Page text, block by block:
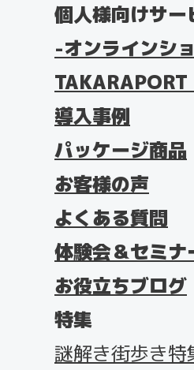
個人様向けサー
オンラインシ
導入事例
パッケージ商品
お客様の声
よくある質問
体験会＆セミナ
お役立ちブログ
特集
謎解き街歩き特